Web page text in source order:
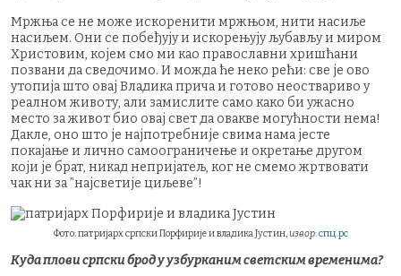
Мржња се не може искоренити мржњом, нити насиље
насиљем. Они се побеђују и искорењују љубављу и миром
Христовим, којем смо ми као православни хришћани
позвани да сведочимо. И можда ће неко рећи: све је ово
утопија што овај Владика прича и готово неоствариво у
реалном животу, али замислите само како би ужасно
место за живот био овај свет да овакве могућности нема!
Дакле, оно што је најпотребније свима нама јесте
покајање и лично самоограничење и окретање другом
који је брат, никад непријатељ, ког не смемо жртвовати
чак ни за ”најсветије циљеве”!
Фото: патријарх српски Порфирије и владика Јустин,извор:спц.рс
Куда плови српски брод у узбурканим светским временима?